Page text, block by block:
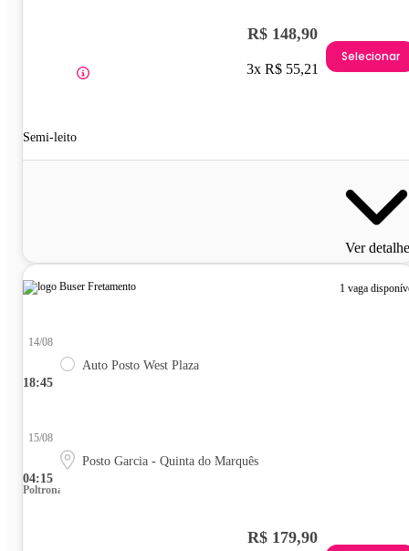
Semi-leito
R$ 148,90
3x R$ 55,21
Selecionar
Ver
1 vaga
18:45
14/08
Auto Posto West Plaza
04:15
15/08
Posto Garcia - Quinta do Marquês
Poltrona
R$ 179,90